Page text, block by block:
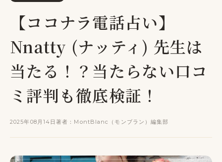
【ココナラ電話占い】
Nnatty (ナッティ) 先生は
当たる！？当たらない口コ
ミ評判も徹底検証！
2025年08月14日著者：MontBlanc（モンブラン）編集部